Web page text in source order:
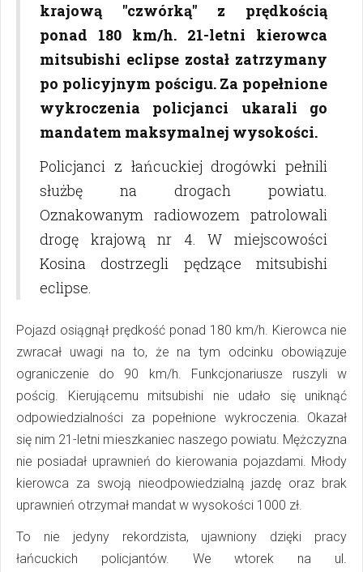
krajową "czwórką" z prędkością
ponad 180 km/h. 21-letni kierowca
mitsubishi eclipse został zatrzymany
po policyjnym pościgu. Za popełnione
wykroczenia policjanci ukarali go
mandatem maksymalnej wysokości.
Policjanci z łańcuckiej drogówki pełnili
służbę na drogach powiatu.
Oznakowanym radiowozem patrolowali
drogę krajową nr 4. W miejscowości
Kosina dostrzegli pędzące mitsubishi
eclipse.
Pojazd osiągnął prędkość ponad 180 km/h. Kierowca nie
zwracał uwagi na to, że na tym odcinku obowiązuje
ograniczenie do 90 km/h. Funkcjonariusze ruszyli w
pościg. Kierującemu mitsubishi nie udało się uniknąć
odpowiedzialności za popełnione wykroczenia. Okazał
się nim 21-letni mieszkaniec naszego powiatu. Mężczyzna
nie posiadał uprawnień do kierowania pojazdami. Młody
kierowca za swoją nieodpowiedzialną jazdę oraz brak
uprawnień otrzymał mandat w wysokości 1000 zł.
To nie jedyny rekordzista, ujawniony dzięki pracy
łańcuckich policjantów. We wtorek na ul.